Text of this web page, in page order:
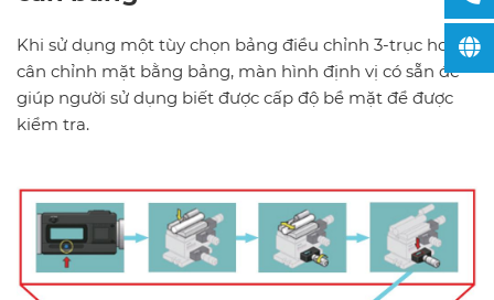
Khi sử dụng một tùy chọn bảng điều chỉnh 3-trục hoặc
cân chỉnh mặt bằng bảng, màn hình định vị có sẵn để
giúp người sử dụng biết được cấp độ bề mặt để được
kiểm tra.